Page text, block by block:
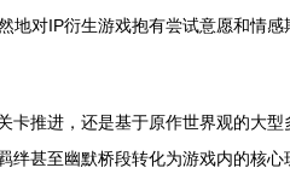
地对IP衍生游戏抱有尝试意愿和情感
卡推进，还是基于原作世界观的大型
绊甚至幽默桥段转化为游戏内的核心